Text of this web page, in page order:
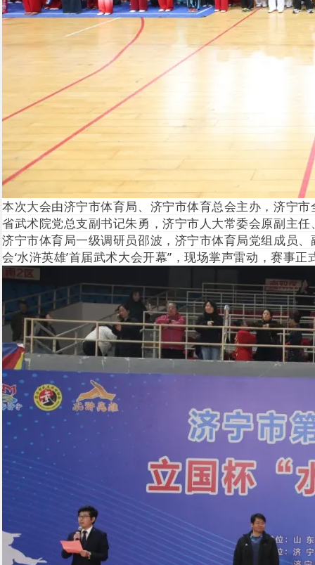
本次大会由济宁市体育局、济宁市体育总会主办，济宁
省武术院党总支副书记朱勇，济宁市人大常委会原副主
济宁市体育局一级调研员邵波，济宁市体育局党组成员
会‘水浒英雄’首届武术大会开幕”，现场掌声雷动，赛事正